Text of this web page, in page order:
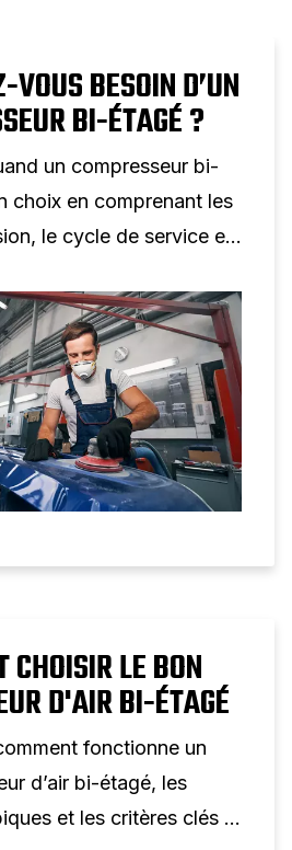
BESOIN D’UN
BI-ÉTAGÉ ?
un compresseur bi-
choix en comprenant les
le cycle de service et
CHOISIR LE BON
D'AIR BI-ÉTAGÉ
fonctionne un
d’air bi-étagé, les
et les critères clés à